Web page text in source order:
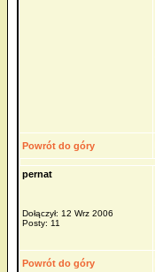
Powrót do góry
pernat
Dołączył: 12 Wrz 2006
Posty: 11
Powrót do góry